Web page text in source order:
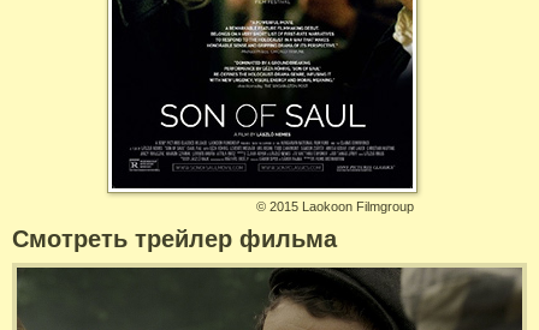
© 2015 Laokoon Filmgroup
Смотреть трейлер фильма